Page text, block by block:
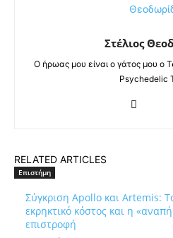
Στέλιος
Ο ήρωας μου είναι ο γάτος μου ο
Psychedelic
RELATED ARTICLES
Επιστήμη
Σύγκριση Apollo και Artemis:
εκρηκτικό κόστος και η
επιστροφή